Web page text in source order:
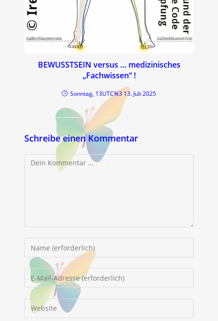
BEWUSSTSEIN versus … medizinisches
„Fachwissen“ !
Sonntag, 13UTC%3 13. Juli 2025
Schreibe einen Kommentar
Kommentar
deinen
Namen
oder
Benutzernamen
zum
Kommentieren
deine
E-
Mail-
Gib
deine